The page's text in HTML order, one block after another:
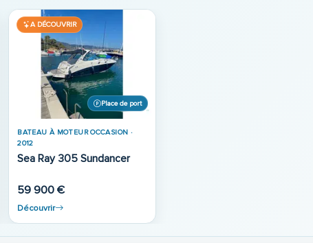
A DÉCOUVRIR
Place de port
BATEAU À MOTEUR OCCASION ·
2012
Sea Ray 305 Sundancer
59 900 €
Découvrir